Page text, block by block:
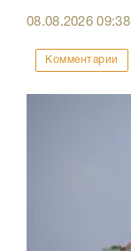
08.08.202609:38
Комментарии